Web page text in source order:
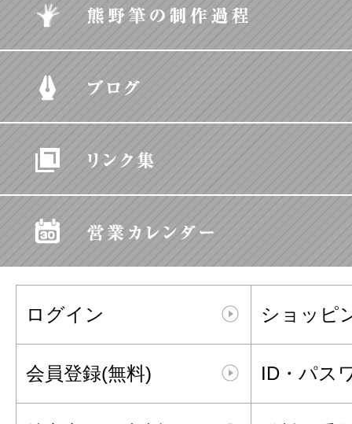
ログイン ショッピ
会員登録(無料) ID・パス